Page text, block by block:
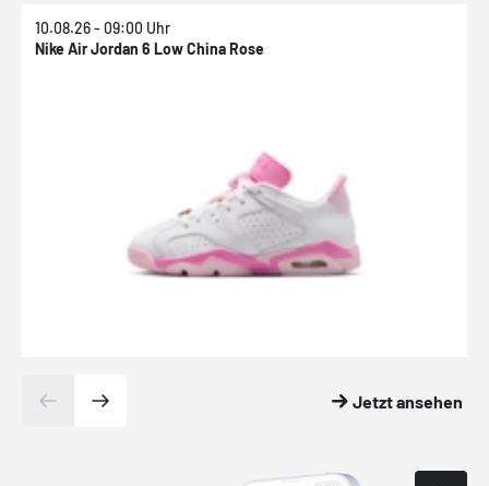
10.08.26 - 09:00 Uhr
Nike Air Jordan 6 Low China Rose
Jetzt ansehen